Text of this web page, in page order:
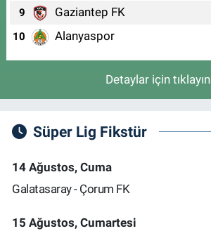
9 Gaziantep FK
10 Alanyaspor
Detaylar için tıklayın
Süper Lig Fikstür
14 Ağustos, Cuma
Galatasaray - Çorum FK
15 Ağustos, Cumartesi